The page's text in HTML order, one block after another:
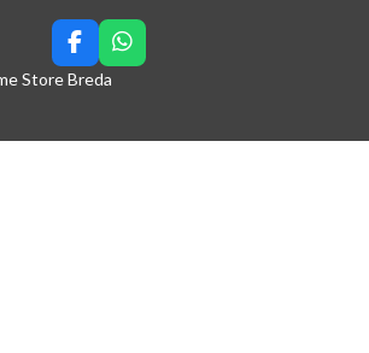
F
a
b
W
h
s
Store Breda